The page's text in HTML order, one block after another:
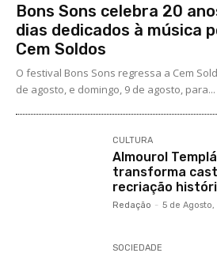
Bons Sons celebra 20
dias dedicados à música
Cem Soldos
O festival Bons Sons regressa a Cem
de agosto, e domingo, 9 de agosto, para...
CULTURA
Almourol
transforma
recriação
Redação - 5 de
SOCIEDADE